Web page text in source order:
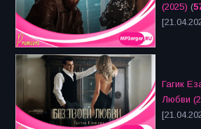
(2025) (
Гагик
Любви